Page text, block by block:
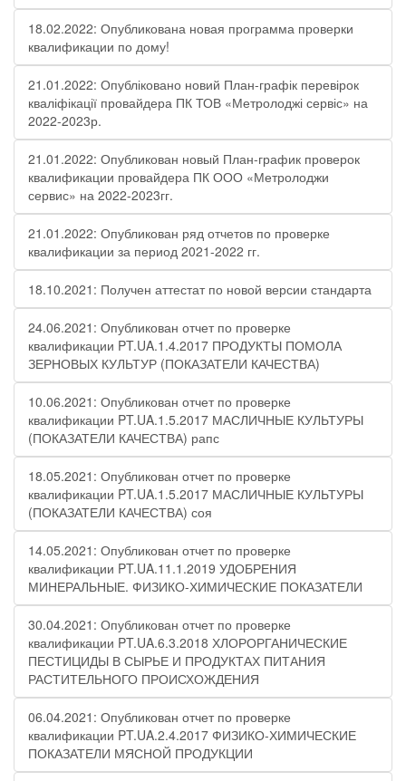
18.02.2022: Опубликована новая программа проверки
квалификации по дому!
21.01.2022: Опубліковано новий План-графік перевірок
кваліфікації провайдера ПК ТОВ «Метролоджі сервіс» на
2022-2023р.
21.01.2022: Опубликован новый План-график проверок
квалификации провайдера ПК ООО «Метролоджи
сервис» на 2022-2023гг.
21.01.2022: Опубликован ряд отчетов по проверке
квалификации за период 2021-2022 гг.
18.10.2021: Получен аттестат по новой версии стандарта
24.06.2021: Опубликован отчет по проверке
квалификации PT.UA.1.4.2017 ПРОДУКТЫ ПОМОЛА
ЗЕРНОВЫХ КУЛЬТУР (ПОКАЗАТЕЛИ КАЧЕСТВА)
10.06.2021: Опубликован отчет по проверке
квалификации PT.UA.1.5.2017 МАСЛИЧНЫЕ КУЛЬТУРЫ
(ПОКАЗАТЕЛИ КАЧЕСТВА) рапс
18.05.2021: Опубликован отчет по проверке
квалификации PT.UA.1.5.2017 МАСЛИЧНЫЕ КУЛЬТУРЫ
(ПОКАЗАТЕЛИ КАЧЕСТВА) соя
14.05.2021: Опубликован отчет по проверке
квалификации PT.UA.11.1.2019 УДОБРЕНИЯ
МИНЕРАЛЬНЫЕ. ФИЗИКО-ХИМИЧЕСКИЕ ПОКАЗАТЕЛИ
30.04.2021: Опубликован отчет по проверке
квалификации PT.UA.6.3.2018 ХЛОРОРГАНИЧЕСКИЕ
ПЕСТИЦИДЫ В СЫРЬЕ И ПРОДУКТАХ ПИТАНИЯ
РАСТИТЕЛЬНОГО ПРОИСХОЖДЕНИЯ
06.04.2021: Опубликован отчет по проверке
квалификации PT.UA.2.4.2017 ФИЗИКО-ХИМИЧЕСКИЕ
ПОКАЗАТЕЛИ МЯСНОЙ ПРОДУКЦИИ